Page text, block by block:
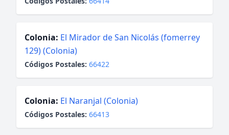
Colonia: El Mirador de San Nicolás (fomerrey
129) (Colonia)
Códigos Postales: 66422
Colonia: El Naranjal (Colonia)
Códigos Postales: 66413